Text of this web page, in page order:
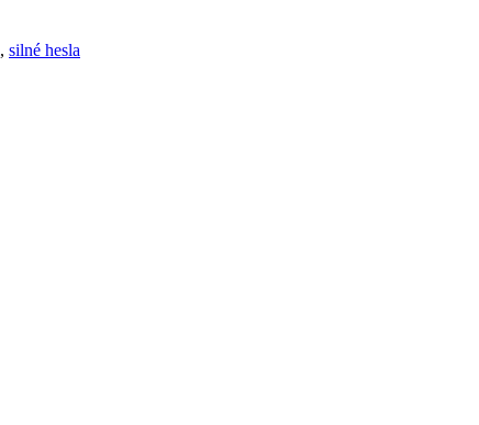
, silné hesla